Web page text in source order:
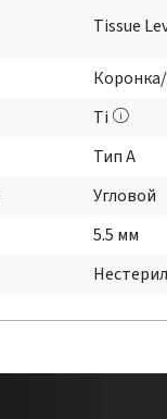
Tissue
Ti
Тип A
Угловой
5.5 мм